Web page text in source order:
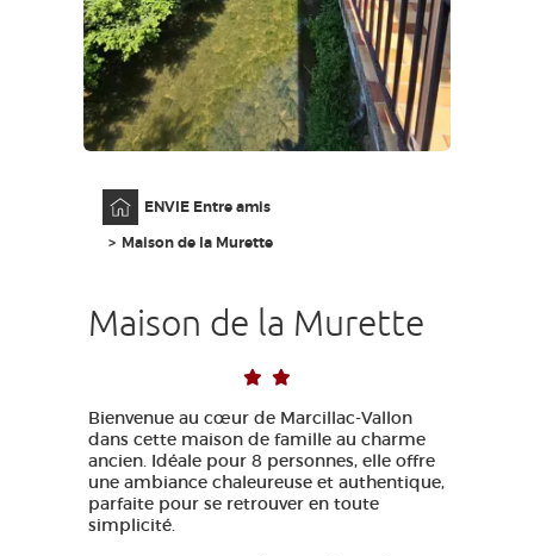
MA SÉLECTION
FR
ENVIE Entre amis
Maison de la Murette
Maison de la Murette
Bienvenue au cœur de Marcillac-Vallon
dans cette maison de famille au charme
ancien. Idéale pour 8 personnes, elle offre
une ambiance chaleureuse et authentique,
parfaite pour se retrouver en toute
simplicité.